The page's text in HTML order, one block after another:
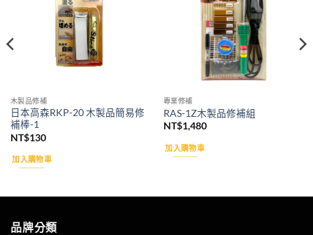
木製品修補
日本高森RKP-20 木製品簡易修
補棒-1
NT$130
加入購物車
專業修補
RAS-1Z木製品修補組
NT$1,480
加入購物車
品牌分類